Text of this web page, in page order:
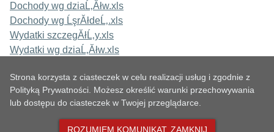
Dochody wg dziaĹ‚Ăłw.xls
Dochody wg ĹşrĂłdeĹ‚.xls
Wydatki szczegĂłĹ‚y.xls
Wydatki wg dziaĹ‚Ăłw.xls
Strona korzysta z ciasteczek w celu realizacji usług i zgodnie z
Polityką Prywatności. Możesz określić warunki przechowywania
lub dostępu do ciasteczek w Twojej przeglądarce.
ROZUMIEM KOMUNIKAT, ZAMKNIJ